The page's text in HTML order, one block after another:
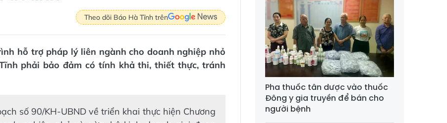
Theo dõi Báo Hà Tĩnh trên
hỗ trợ pháp lý liên ngành cho doanh nghiệp nhỏ
phải bảo đảm có tính khả thi, thiết thực, tránh
số 90/KH-UBND về triển khai thực hiện Chương
Pha thuốc tân dược vào thuốc
Đông y gia truyền để bán cho
người bệnh